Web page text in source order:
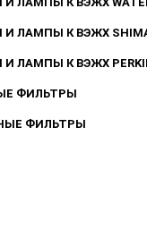
ЛАМПЫ К ВЭЖХ
ЛАМПЫ К ВЭЖХ
ФИЛЬТРЫ
ФИЛЬТРЫ